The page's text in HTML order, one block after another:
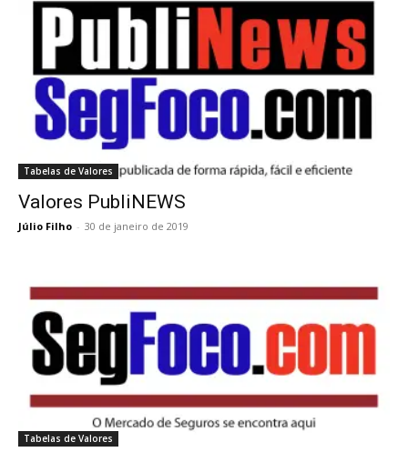
Tabelas de Valores
Valores PubliNEWS
Júlio Filho - 30 de janeiro de 2019
Tabelas de Valores